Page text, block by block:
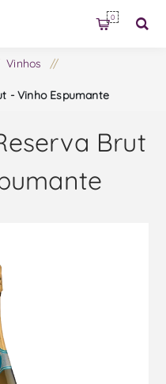
0
Vinhos /
- Vinho Espumante
Brut